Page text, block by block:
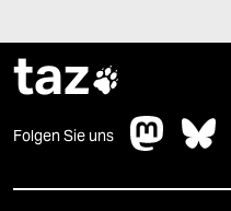
taz
Folgen Sie uns